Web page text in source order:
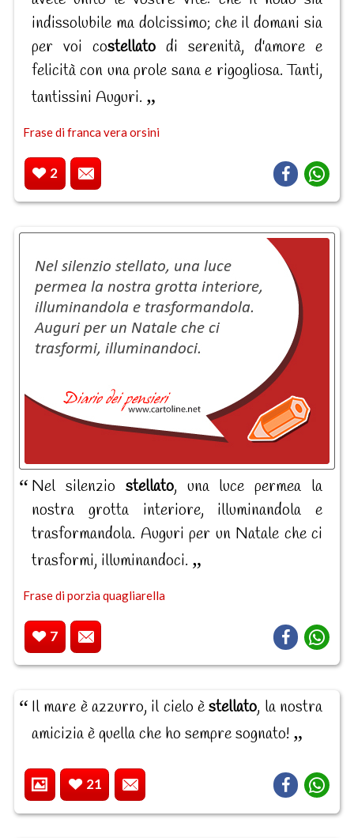
indissolubile ma dolcissimo; che il domani sia
per voi costellato di serenità, d'amore e
felicità con una prole sana e rigogliosa. Tanti,
tantissini Auguri.
Frase di franca vera orsini
2
Nel silenzio stellato, una luce permea la
nostra grotta interiore, illuminandola e
trasformandola. Auguri per un Natale che ci
trasformi, illuminandoci.
Frase di porzia quagliarella
7
Il mare è azzurro, il cielo èstellato, la nostra
amicizia è quella che ho sempre sognato!
21